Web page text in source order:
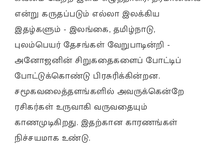
என்று கருதப்படும் எல்லா இலக்கிய
இதழ்களும் - இலங்கை, தமிழ்நாடு,
புலம்பெயர் தேசங்கள் வேறுபாடின்றி -
அனோஜனின் சிறுகதைகளைப் போட்டிப்
போட்டுக்கொண்டு பிரசுரிக்கின்றன.
சமூகவலைத்தளங்களில் அவருக்கென்றே
ரசிகர்கள் உருவாகி வருவதையும்
காணமுடிகிறது. இதற்கான காரணங்கள்
நிச்சயமாக உண்டு.